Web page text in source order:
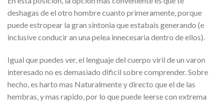
deshagas de el otro hombre cuanto primeramente, porque
puede estropear la gran sintonia que estabais generando (e
inclusive conducir an una pelea innecesaria dentro de ellos).
Igual que puedes ver, el lenguaje del cuerpo viril de un varon
interesado no es demasiado dificil sobre comprender. Sobre
hecho, es harto mas Naturalmente y directo que el de las
hembras, y mas rapido, por lo que puede leerse con extrema